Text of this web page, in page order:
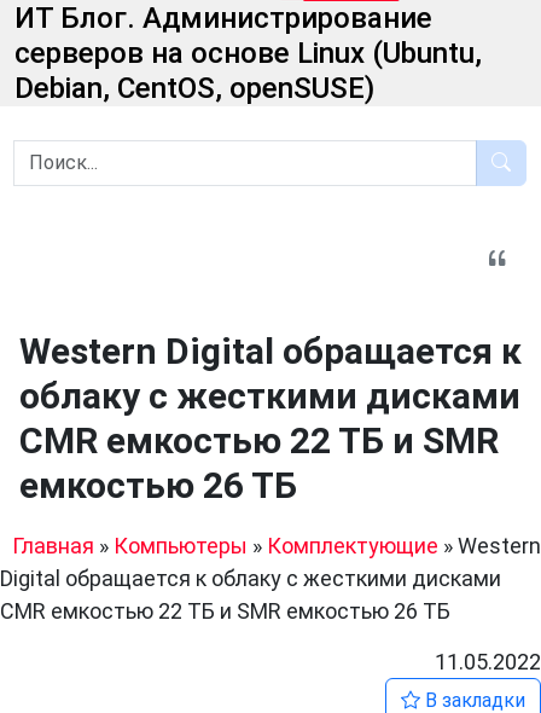
ИТ Блог. Администрирование
серверов на основе Linux (Ubuntu,
Debian, CentOS, openSUSE)
Western Digital обращается к
облаку с жесткими дисками
CMR емкостью 22 ТБ и SMR
емкостью 26 ТБ
Главная » Компьютеры » Комплектующие »Western
Digital обращается к облаку с жесткими дисками
CMR емкостью 22 ТБ и SMR емкостью 26 ТБ
11.05.2022
В закладки